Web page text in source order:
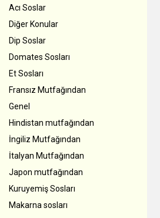
Acı Soslar
Diğer Konular
Dip Soslar
Domates Sosları
Et Sosları
Fransız Mutfağından
Genel
Hindistan mutfağından
İngiliz Mutfağından
İtalyan Mutfağından
Japon mutfağından
Kuruyemiş Sosları
Makarna sosları